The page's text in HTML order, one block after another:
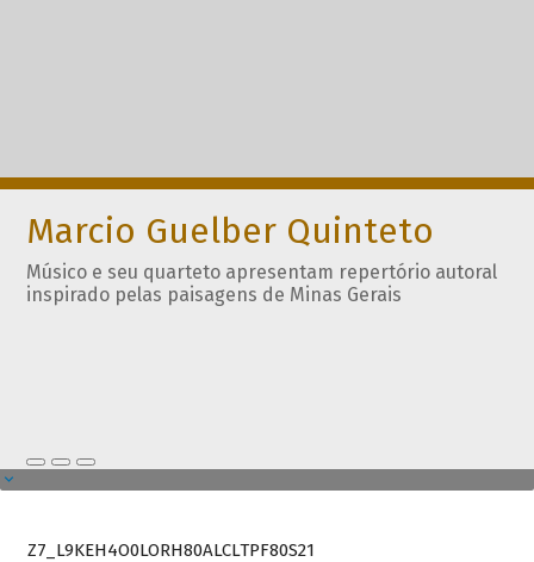
Marcio Guelber Quinteto
Músico e seu quarteto apresentam repertório autoral
inspirado pelas paisagens de Minas Gerais
Z7_L9KEH4O0LORH80ALCLTPF80S21